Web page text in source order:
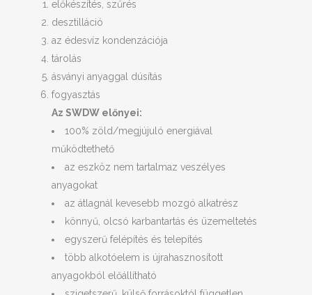
előkészítés, szűrés
desztilláció
az édesvíz kondenzációja
tárolás
ásványi anyaggal dúsítás
fogyasztás
Az SWDW előnyei:
100% zöld/megjújuló energiával
működtethető
az eszköz nem tartalmaz veszélyes
anyagokat
az átlagnál kevesebb mozgó alkatrész
könnyű, olcsó karbantartás és üzemeltetés
egyszerű felépítés és telepítés
több alkotóelem is újrahasznosított
anyagokból előállítható